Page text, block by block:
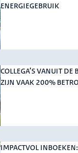
ENERGIEGEBRUIK
COLLEGA’S VANUIT DE
ZIJN VAAK 200%
IMPACTVOL